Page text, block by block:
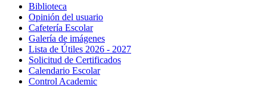
Biblioteca
Opinión del usuario
Cafetería Escolar
Galería de imágenes
Lista de Útiles 2026 - 2027
Solicitud de Certificados
Calendario Escolar
Control Academic